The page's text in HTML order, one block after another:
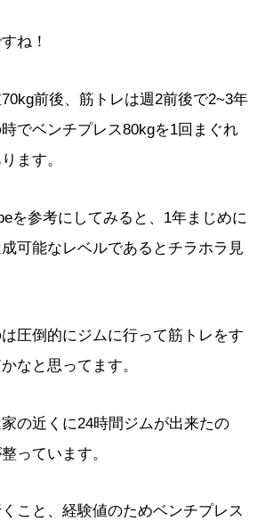
ね！
前後、筋トレは週2前後で2~3年
でベンチプレス80kgを1回まぐれ
ます。
を参考にしてみると、1年まじめに
可能なレベルであるとチラホラ見
圧倒的にジムに行って筋トレをす
なと思ってます。
の近くに24時間ジムが出来たの
っています。
こと、経験値のためベンチプレス